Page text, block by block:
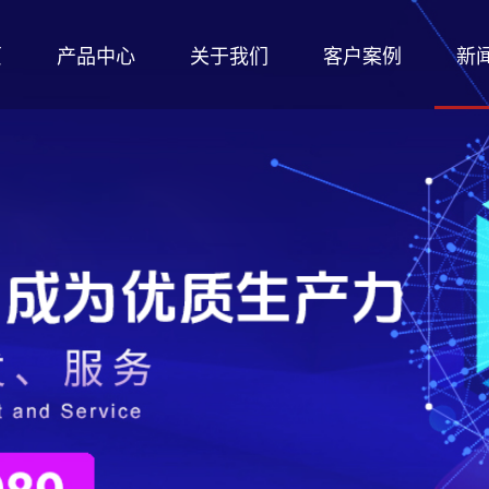
产品中心 关于我们 客户案例 新